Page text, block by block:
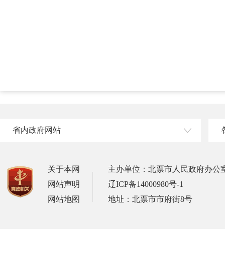
省内政府网站
关于本网
网站声明
网站地图
主办单位：北票市人民政府办公
辽ICP备14000980号-1
地址：北票市市府街8号